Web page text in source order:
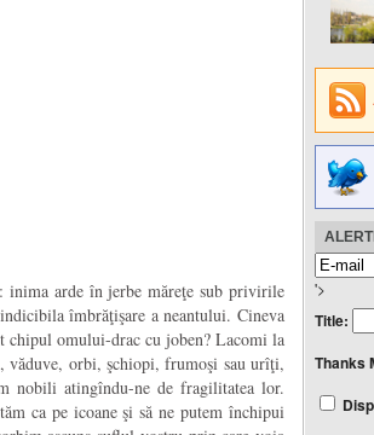
arde în jerbe măreţe sub privirile
îmbrăţişare a neantului. Cineva
chipul omului-drac cu joben? Lacomi la
văduve, orbi, şchiopi, frumoşi sau urîţi,
nobili atingîndu-ne de fragilitatea lor.
ca pe icoane şi să ne putem închipui
'>
Title:
Thanks